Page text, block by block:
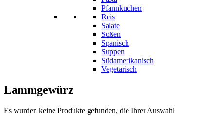
Pfannkuchen
Reis
Salate
Soßen
Spanisch
Suppen
Südamerikanisch
Vegetarisch
Lammgewürz
Es wurden keine Produkte gefunden, die Ihrer Auswahl